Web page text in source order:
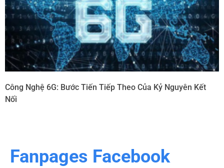
Công Nghệ 6G: Bước Tiến Tiếp Theo Của Kỷ Nguyên Kết
Nối
Fanpages Facebook